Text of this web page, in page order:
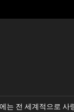
는 전 세계적으로 사